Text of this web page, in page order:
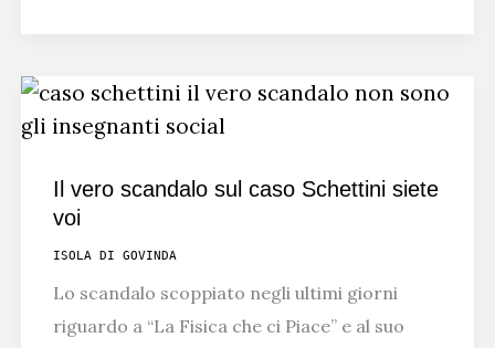
Il vero scandalo sul caso Schettini siete
voi
ISOLA DI GOVINDA
Lo scandalo scoppiato negli ultimi giorni
riguardo a “La Fisica che ci Piace” e al suo